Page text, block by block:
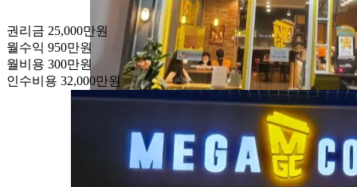
권리금 25,000만원
월수익 950만원
월비용 300만원
인수비용 32,000만원